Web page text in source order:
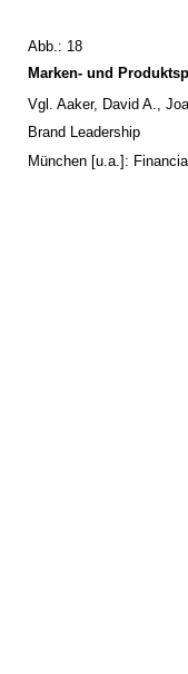
Abb.: 18
Marken- und
Vgl. Aaker, David A.,
Brand Leadership
München [u.a.]: